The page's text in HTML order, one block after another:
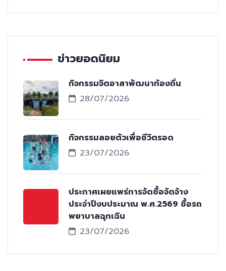
ข่าวยอดนิยม
กิจกรรมจิตอาสาพัฒนาท้องถิ่น
28/07/2026
กิจกรรมลอยตัวเพื่อชีวิตรอด
23/07/2026
ประกาศเผยแพร่การจัดซื้อจัดจ้าง
ประจำปีงบประมาณ พ.ศ.2569 ซื้อรถ
พยาบาลฉุกเฉิน
23/07/2026